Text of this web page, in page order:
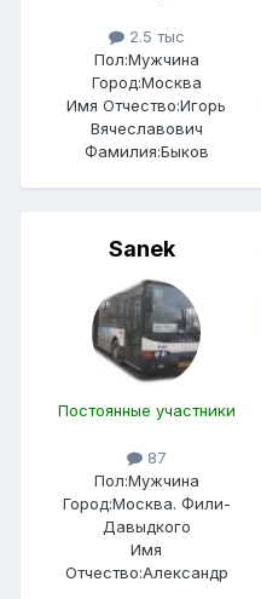
2.5 тыс
Пол:Мужчина
Город:Москва
Имя Отчество:Игорь
Вячеславович
Фамилия:Быков
Sanek
Постоянные участники
87
Пол:Мужчина
Город:Москва. Фили-
Давыдкого
Имя
Отчество:Александр